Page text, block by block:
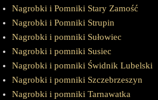
Nagrobki i Pomniki Stary Zamość
Nagrobki i Pomniki Strupin
Nagrobki i pomniki Sułowiec
Nagrobki i pomniki Susiec
Nagrobki i pomniki Świdnik Lubelski
Nagrobki i pomniki Szczebrzeszyn
Nagrobki i pomniki Tarnawatka